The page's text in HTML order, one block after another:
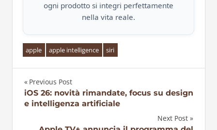
ogni prodotto si integri perfettamente
nella vita reale.
apple apple intelligence siri
Navigazione
articoli
Previous Post
iOS 26: novità rimandate, focus su design
e intelligenza artificiale
Next Post